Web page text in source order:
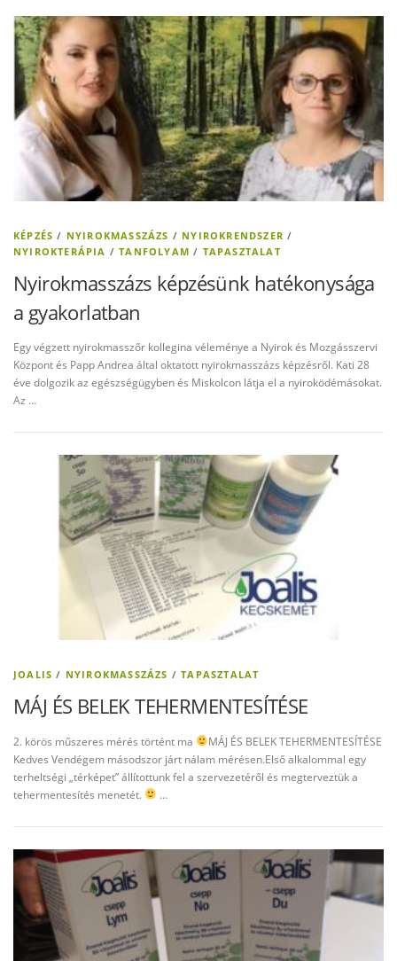
KÉPZÉS / NYIROKMASSZÁZS / NYIROKRENDSZER /
NYIROKTERÁPIA /TANFOLYAM / TAPASZTALAT
Nyirokmasszázs képzésünk hatékonysága
a gyakorlatban
Egy végzett nyirokmasszőr kollegina véleménye a Nyirok és Mozgásszervi
Központ és Papp Andrea által oktatott nyirokmasszázs képzésről. Kati 28
éve dolgozik az egészségügyben és Miskolcon látja el a nyiroködémásokat.
Az …
JOALIS / NYIROKMASSZÁZS /TAPASZTALAT
MÁJ ÉS BELEK TEHERMENTESÍTÉSE
2. körös műszeres mérés történt ma
MÁJ ÉS BELEK TEHERMENTESÍTÉSE
Kedves Vendégem másodszor járt nálam mérésen.Első alkalommal egy
terheltségi „térképet” állítottunk fel a szervezetéről és megterveztük a
tehermentesítés menetét.
…